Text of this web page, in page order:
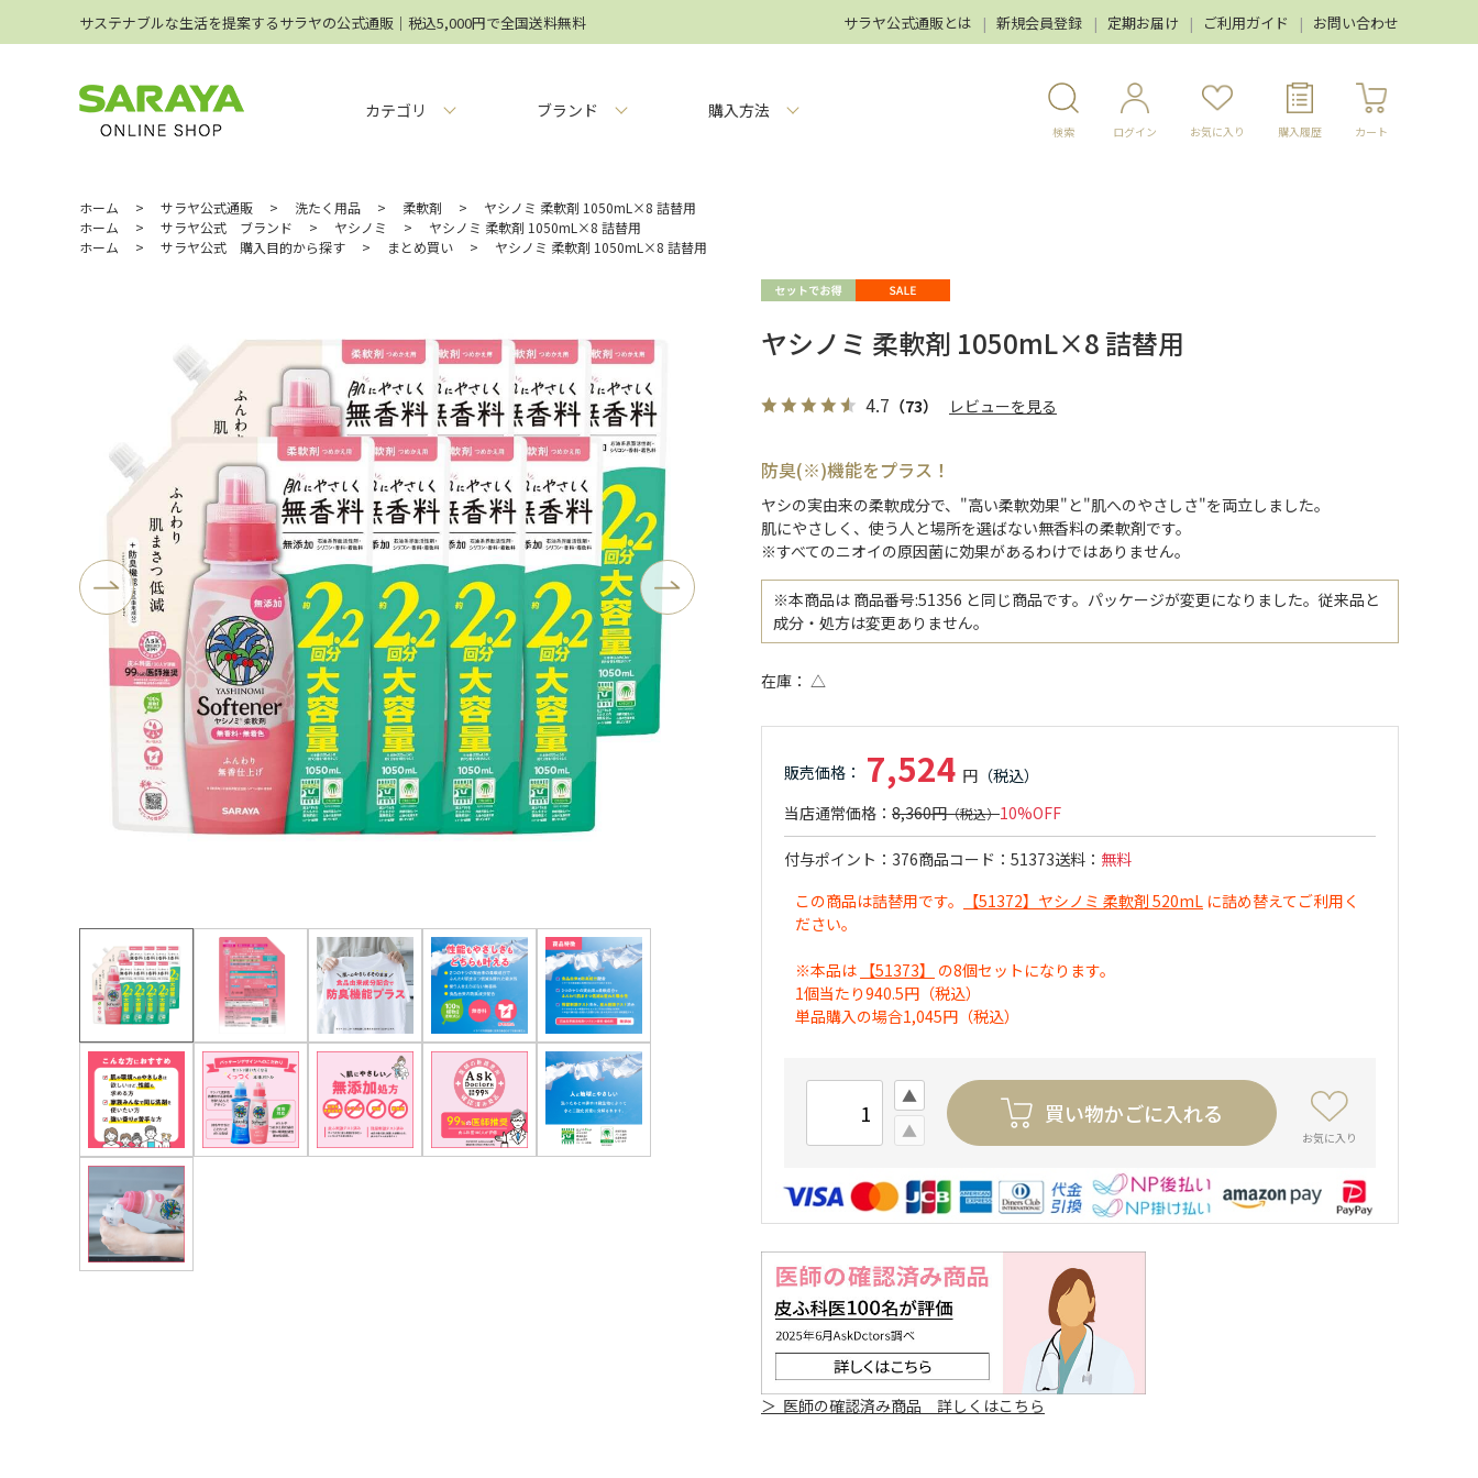
サステナブルな生活を提案するサラヤの公式通販│税込5,000円で全国送料無料 サラヤ公式通販とは 新規会員登録 定期お届け ご利用ガイド お問い合わせ
カテゴリ ブランド 購入方法
検索 ログイン お気に入り 購入履歴 カート
ホーム > サラヤ公式通販 > 洗たく用品 > 柔軟剤 >
ヤシノミ 柔軟剤 1050mL×8 詰替用
ホーム
> サラヤ公式 ブランド > ヤシノミ >
ヤシノミ 柔軟剤 1050mL×8 詰替用
ホーム
> サラヤ公式 購入目的から探す > まとめ買い > ヤシノミ 柔軟剤 1050mL×8 詰替用
ヤシノミ 柔軟剤 1050mL×8 詰替用
4.7 （73） レビューを見る
防臭(※)機能をプラス！
ヤシの実由来の柔軟成分で、"高い柔軟効果"と"肌へのやさしさ"を両立しました。
肌にやさしく、使う人と場所を選ばない無香料の柔軟剤です。
※すべてのニオイの原因菌に効果があるわけではありません。
※本商品は 商品番号:51356 と同じ商品です。パッケージが変更になりました。従来品と
成分・処方は変更ありません。
在庫 △
7,524
8,360円 10%OFF
付与ポイント 376商品コード 51373送料
無料
この商品は詰替用です。
【51372】ヤシノミ 柔軟剤 520mL に詰め替えてご利用く
ださい。
※本品は 【51373】
の8個セットになります。
1個当たり940.5円（税込）
単品購入の場合1,045円（税込）
買い物かごに入れる
お気に入り
＞ 医師の確認済み商品 詳しくはこちら